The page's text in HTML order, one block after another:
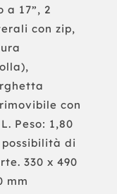
a 17”, 2
con zip,
con
Peso: 1,80
di
330 x 490
mm